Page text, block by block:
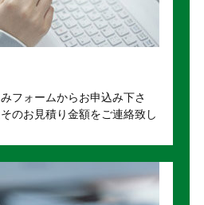
フォームからお申込み下さ
のお見積り金額をご連絡致し